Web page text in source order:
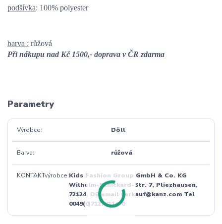
podšívka: 100% polyester
barva : růžová
Při nákupu nad Kč 1500,- doprava v ČR zdarma
Parametry
Výrobce Döll
Barva růžová
KONTAKTvýrobce Kids Fashion Group GmbH & Co. KG
Wilhelm-Schickard-Str. 7, Pliezhausen,
72124, DE email verkauf@kanz.com Tel
0049(0)71278114-0